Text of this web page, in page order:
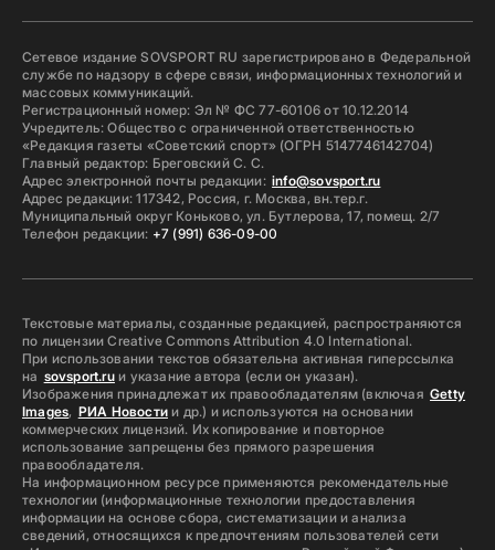
Сетевое издание SOVSPORT RU зарегистрировано в Федеральной
службе по надзору в сфере связи, информационных технологий и
массовых коммуникаций.
Регистрационный номер: Эл № ФС 77-60106 от 10.12.2014
Учредитель: Общество с ограниченной ответственностью
«Редакция газеты «Советский спорт» (ОГРН 5147746142704)
Главный редактор: Бреговский С. С.
Адрес электронной почты редакции: info@sovsport.ru
Адрес редакции: 117342, Россия, г. Москва, вн.тер.г.
Муниципальный округ Коньково, ул. Бутлерова, 17, помещ. 2/7
Телефон редакции: +7 (991) 636-09-00
Текстовые материалы, созданные редакцией, распространяются
по лицензии Creative Commons Attribution 4.0 International.
При использовании текстов обязательна активная гиперссылка
на sovsport.ruи указание автора (если он указан).
Изображения принадлежат их правообладателям (включая Getty
Images, РИА Новостии др.) и используются на основании
коммерческих лицензий. Их копирование и повторное
использование запрещены без прямого разрешения
правообладателя.
На информационном ресурсе применяются рекомендательные
технологии (информационные технологии предоставления
информации на основе сбора, систематизации и анализа
сведений, относящихся к предпочтениям пользователей сети